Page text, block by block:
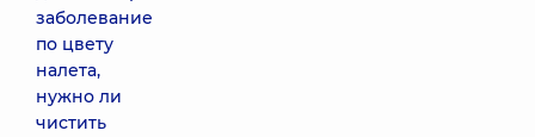
заболевание
по цвету
налета,
нужно ли
чистить